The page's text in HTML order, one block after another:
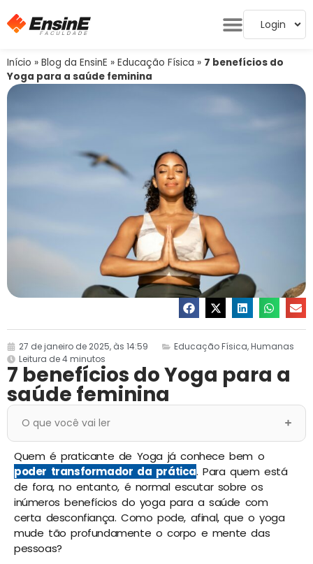
Login
Início » Blog da EnsinE » Educação Física » 7 benefícios do
Yoga para a saúde feminina
27 de janeiro de 2025, às 14:59 Educação Física,Humanas
Leitura de 4 minutos
7 benefícios do Yoga para a
saúde feminina
O que você vai ler
Quem é praticante de Yoga já conhece bem o
poder transformador da prática. Para quem está
de fora, no entanto, é normal escutar sobre os
inúmeros benefícios do yoga para a saúde com
certa desconfiança. Como pode, afinal, que o yoga
mude tão profundamente o corpo e mente das
pessoas?